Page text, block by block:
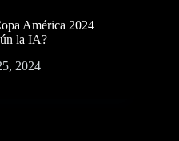
América 2024
la IA?
2024